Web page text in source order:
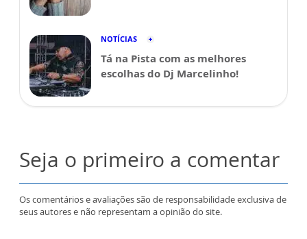
NOTÍCIAS
Tá na Pista com as melhores
escolhas do Dj Marcelinho!
Seja o primeiro a comentar
Os comentários e avaliações são de responsabilidade exclusiva de
seus autores e não representam a opinião do site.